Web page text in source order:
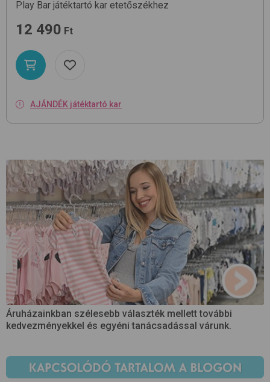
Play Bar játéktartó kar etetőszékhez
12 490 Ft
AJÁNDÉK játéktartó kar
Áruházainkban szélesebb választék mellett további
kedvezményekkel és egyéni tanácsadással várunk.